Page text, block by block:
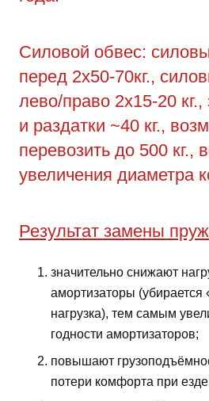
Силовой обвес:
перед 2х50-70кг.,
лево/право 2х15-20
и раздатки ~40 кг.,
перевозить до 500 кг.,
увеличения диаметра
Результат замены
значительно снижают
амортизаторы (убирается
нагрузка), тем самым
годности амортизаторов;
повышают
потери комфорта при